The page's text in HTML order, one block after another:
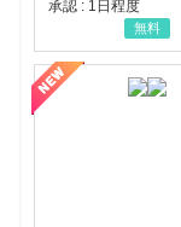
承認 : 1日程度
無料